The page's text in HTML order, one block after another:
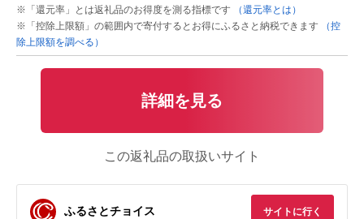
※「還元率」とは返礼品のお得度を測る指標です
（還元率とは）
※「控除上限額」の範囲内で寄付するとお得にふるさと納税できます
（控
除上限額を調べる）
詳細を見る
この返礼品の取扱いサイト
ふるさとチョイス サイトに行く